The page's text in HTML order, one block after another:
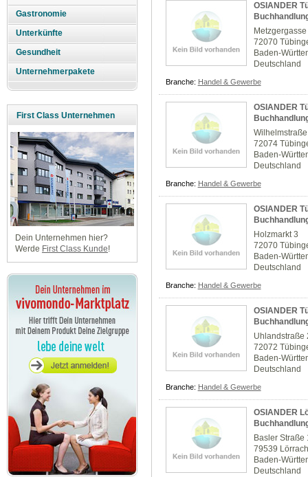
Gastronomie
Unterkünfte
Gesundheit
Unternehmerpakete
First Class Unternehmen
Dein Unternehmen hier?
Werde First Class Kunde!
OSIANDER
72070
Baden-
Deutschland
Branche: Handel & Gewerbe
OSIANDER
72074
Baden-
Deutschland
Branche: Handel & Gewerbe
OSIANDER
Holzmarkt 3
72070
Baden-
Deutschland
Branche: Handel & Gewerbe
OSIANDER
Uhlandstraße
72072
Baden-
Deutschland
Branche: Handel & Gewerbe
OSIANDER
Basler Straße
79539
Baden-
Deutschland